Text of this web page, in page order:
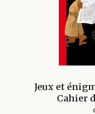
Jeux et
Cahier